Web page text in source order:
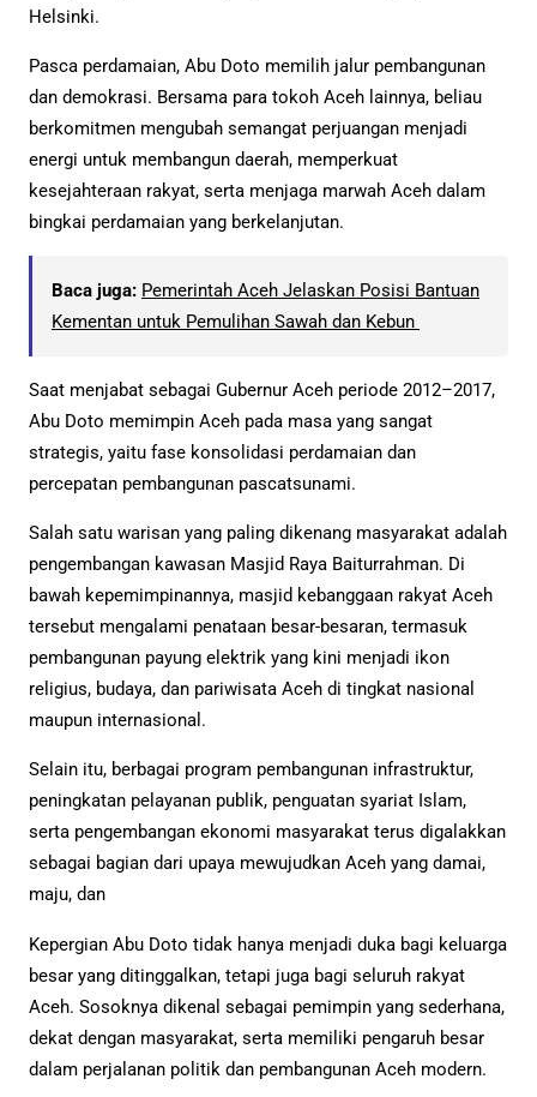
Helsinki.
Pasca perdamaian, Abu Doto memilih jalur pembangunan
dan demokrasi. Bersama para tokoh Aceh lainnya, beliau
berkomitmen mengubah semangat perjuangan menjadi
energi untuk membangun daerah, memperkuat
kesejahteraan rakyat, serta menjaga marwah Aceh dalam
bingkai perdamaian yang berkelanjutan.
Baca juga: Pemerintah Aceh Jelaskan Posisi Bantuan
Kementan untuk Pemulihan Sawah dan Kebun
Saat menjabat sebagai Gubernur Aceh periode 2012–2017,
Abu Doto memimpin Aceh pada masa yang sangat
strategis, yaitu fase konsolidasi perdamaian dan
percepatan pembangunan pascatsunami.
Salah satu warisan yang paling dikenang masyarakat adalah
pengembangan kawasan Masjid Raya Baiturrahman. Di
bawah kepemimpinannya, masjid kebanggaan rakyat Aceh
tersebut mengalami penataan besar-besaran, termasuk
pembangunan payung elektrik yang kini menjadi ikon
religius, budaya, dan pariwisata Aceh di tingkat nasional
maupun internasional.
Selain itu, berbagai program pembangunan infrastruktur,
peningkatan pelayanan publik, penguatan syariat Islam,
serta pengembangan ekonomi masyarakat terus digalakkan
sebagai bagian dari upaya mewujudkan Aceh yang damai,
maju, dan
Kepergian Abu Doto tidak hanya menjadi duka bagi keluarga
besar yang ditinggalkan, tetapi juga bagi seluruh rakyat
Aceh. Sosoknya dikenal sebagai pemimpin yang sederhana,
dekat dengan masyarakat, serta memiliki pengaruh besar
dalam perjalanan politik dan pembangunan Aceh modern.